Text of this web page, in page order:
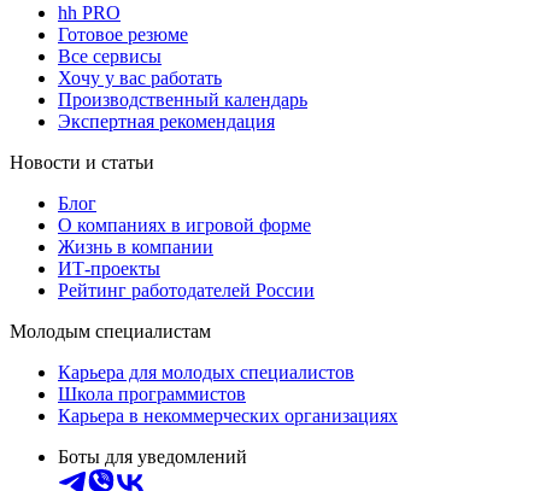
hh PRO
Готовое резюме
Все сервисы
Хочу у вас работать
Производственный календарь
Экспертная рекомендация
Новости и статьи
Блог
О компаниях в игровой форме
Жизнь в компании
ИТ-проекты
Рейтинг работодателей России
Молодым специалистам
Карьера для молодых специалистов
Школа программистов
Карьера в некоммерческих организациях
Боты для уведомлений